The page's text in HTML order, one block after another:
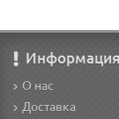
Информация
О нас
Доставка